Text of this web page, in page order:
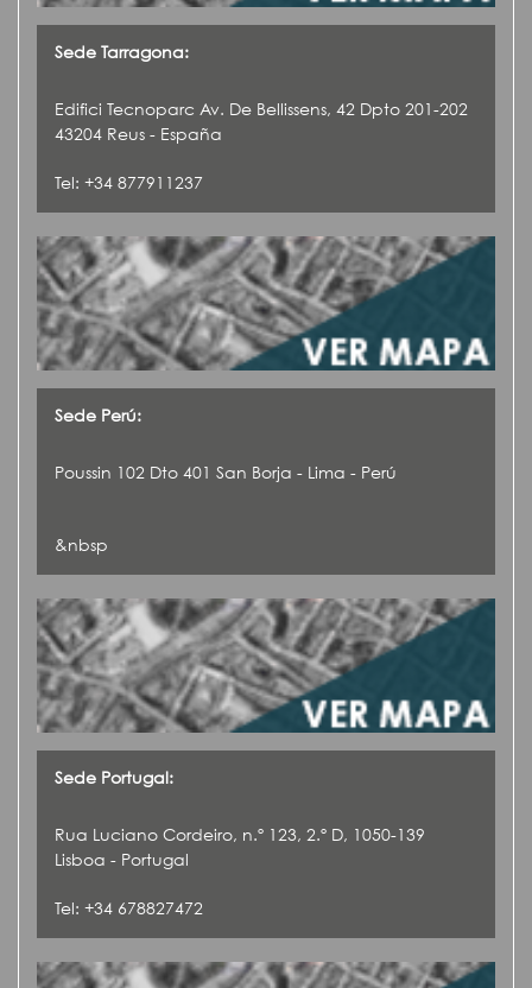
Sede Tarragona:
Edifici Tecnoparc Av. De Bellissens, 42 Dpto 201-202
43204 Reus - España
Tel: +34 877911237
Sede Perú:
Poussin 102 Dto 401 San Borja - Lima - Perú
&nbsp
Sede Portugal:
Rua Luciano Cordeiro, n.º 123, 2.º D, 1050-139
Lisboa - Portugal
Tel: +34 678827472